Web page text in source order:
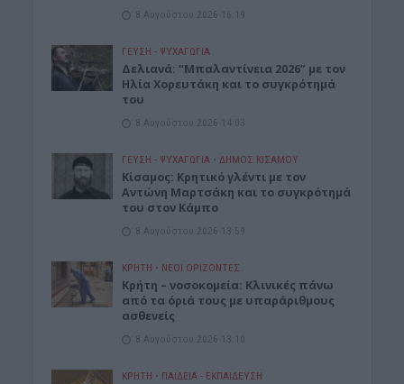
8 Αυγούστου 2026 16:19
ΓΕΎΣΗ - ΨΥΧΑΓΩΓΊΑ
Δελιανά: “Μπαλαντίνεια 2026” με τον
Ηλία Χορευτάκη και το συγκρότημά
του
8 Αυγούστου 2026 14:03
ΓΕΎΣΗ - ΨΥΧΑΓΩΓΊΑ • ΔΉΜΟΣ ΚΙΣΆΜΟΥ
Kίσαμος: Κρητικό γλέντι με τον
Αντώνη Μαρτσάκη και το συγκρότημά
του στον Κάμπο
8 Αυγούστου 2026 13:59
ΚΡΗΤΗ • ΝΕΟΙ ΟΡΙΖΟΝΤΕΣ
Κρήτη – νοσοκομεία: Κλινικές πάνω
από τα όριά τους με υπαράριθμους
ασθενείς
8 Αυγούστου 2026 13:10
ΚΡΗΤΗ • ΠΑΙΔΕΙΑ - ΕΚΠΑΙΔΕΥΣΗ